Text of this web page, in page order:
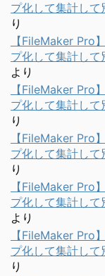
プ化して集計し
り
【FileMaker Pro
プ化して集計し
より
【FileMaker Pro
プ化して集計し
り
【FileMaker Pro
プ化して集計し
り
【FileMaker Pro
プ化して集計し
より
【FileMaker Pro
プ化して集計し
り